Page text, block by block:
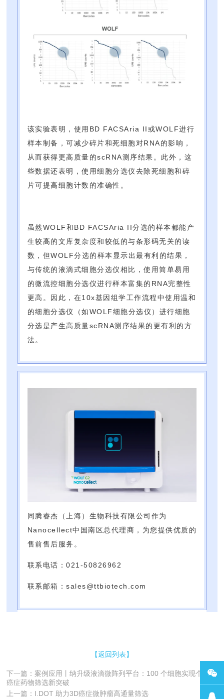
该实验表明，使用BD FACSAria II或WOLF进行
样本制备，可减少碎片和死细胞对RNA的影响，
从而获得更高质量的scRNA测序结果。此外，这
些数据还表明，使用细胞分选仪去除死细胞和碎
片可提高细胞计数的准确性。
虽然WOLF和BD FACSAria II分选的样本都能产
生较高的文库复杂度和较低的与条形码无关的读
数，但WOLF分选的样本显示出最有利的结果，
与传统的液滴式细胞分选仪相比，使用简单易用
的微流控细胞分选仪进行样本富集的RNA完整性
更高。因此，在10x基因组学工作流程中使用温和
的细胞分选仪（如WOLF细胞分选仪）进行细胞
分选是产生高质量scRNA测序结果的更有利的方
法。
同腾睿杰（上海）生物科技有限公司作为
Nanocellect中国南区总代理商，为您提供优质的
售前售后服务。
联系电话：021-50826962
联系邮箱：sales@ttbiotech.com
【返回列表】
下一篇：案例应用丨纳升级液滴微阵列平台：100 个细胞实现个体化
癌症药物筛选新突破
上一篇：I.DOT 助力3D癌症微肿瘤高通量筛选